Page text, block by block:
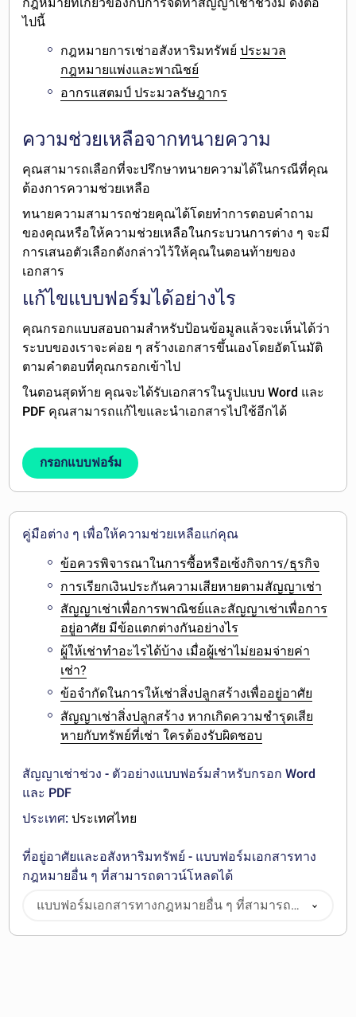
ไปนี้
กฎหมายการเช่าอสังหาริมทรัพย์ประมวล
กฎหมายแพ่งและพาณิชย์
อากรแสตมป์ ประมวลรัษฎากร
ความช่วยเหลือจากทนายความ
คุณสามารถเลือกที่จะปรึกษาทนายความได้ในกรณีที่คุณ
ต้องการความช่วยเหลือ
ทนายความสามารถช่วยคุณได้โดยทำการตอบคำถาม
ของคุณหรือให้ความช่วยเหลือในกระบวนการต่าง ๆ จะมี
การเสนอตัวเลือกดังกล่าวไว้ให้คุณในตอนท้ายของ
เอกสาร
แก้ไขแบบฟอร์มได้อย่างไร
คุณกรอกแบบสอบถามสำหรับป้อนข้อมูลแล้วจะเห็นได้ว่า
ระบบของเราจะค่อย ๆ สร้างเอกสารขึ้นเองโดยอัตโนมัติ
ตามคำตอบที่คุณกรอกเข้าไป
ในตอนสุดท้าย คุณจะได้รับเอกสารในรูปแบบWord และ
PDF คุณสามารถแก้ไขและนำเอกสารไปใช้อีกได้
กรอกแบบฟอร์ม
คู่มือต่าง ๆ เพื่อให้ความช่วยเหลือแก่คุณ
ข้อควรพิจารณาในการซื้อหรือเซ้งกิจการ/ธุรกิจ
การเรียกเงินประกันความเสียหายตามสัญญาเช่า
สัญญาเช่าเพื่อการพาณิชย์และสัญญาเช่าเพื่อการ
อยู่อาศัย มีข้อแตกต่างกันอย่างไร
ผู้ให้เช่าทำอะไรได้บ้าง เมื่อผู้เช่าไม่ยอมจ่ายค่า
เช่า?
ข้อจำกัดในการให้เช่าสิ่งปลูกสร้างเพื่ออยู่อาศัย
สัญญาเช่าสิ่งปลูกสร้าง หากเกิดความชำรุดเสีย
หายกับทรัพย์ที่เช่า ใครต้องรับผิดชอบ
สัญญาเช่าช่วง - ตัวอย่างแบบฟอร์มสำหรับกรอก Word
และ PDF
ประเทศ: ประเทศไทย
ที่อยู่อาศัยและอสังหาริมทรัพย์ - แบบฟอร์มเอกสารทาง
กฎหมายอื่น ๆ ที่สามารถดาวน์โหลดได้
แบบฟอร์มเอกสารทางกฎหมายอื่น ๆ ที่สามารถ
ดาวน์โหลดได้